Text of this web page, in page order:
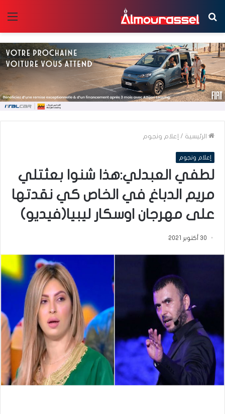
بحث
عن
الرئيسية / إعلام ونجوم
إعلام ونجوم
لطفي العبدلي:هذا شنوا بعثتلي
مريم الدباغ في الخاص كي نقدتها
على مهرجان اوسكار ليبيا(فيديو)
30 أكتوبر 2021